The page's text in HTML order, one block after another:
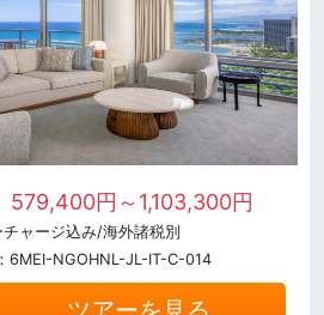
579,400円～1,103,300円
ャージ込み/海外諸税別
6MEI-NGOHNL-JL-IT-C-014